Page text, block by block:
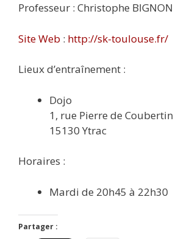
Professeur : Christophe BIGNON
Site Web : http://sk-toulouse.fr/
Lieux d’entraînement :
Dojo
1, rue Pierre de Coubertin
15130 Ytrac
Horaires :
Mardi de 20h45 à 22h30
Partager :